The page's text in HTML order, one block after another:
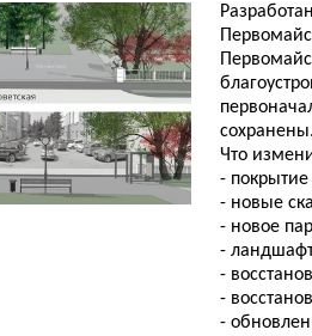
Что
-
- новые
- новое
-
-
-
-